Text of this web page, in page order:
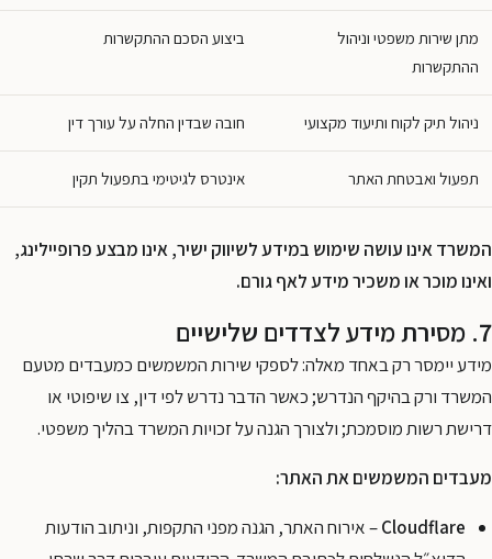
מתן שירות משפטי וניהול
ההתקשרות
ביצוע הסכם ההתקשרות
ניהול תיק לקוח ותיעוד מקצועי חובה שבדין החלה על עורך דין
תפעול ואבטחת האתר אינטרס לגיטימי בתפעול תקין
המשרד אינו עושה שימוש במידע לשיווק ישיר, אינו מבצע פרופיילינג,
ואינו מוכר או משכיר מידע לאף גורם.
7. מסירת מידע לצדדים שלישיים
מידע יימסר רק באחד מאלה: לספקי שירות המשמשים כמעבדים מטעם
המשרד ורק בהיקף הנדרש; כאשר הדבר נדרש לפי דין, צו שיפוטי או
דרישת רשות מוסמכת; ולצורך הגנה על זכויות המשרד בהליך משפטי.
מעבדים המשמשים את האתר:
Cloudflare– אירוח האתר, הגנה מפני התקפות, וניתוב הודעות